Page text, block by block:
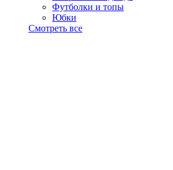
Футболки и топы
Юбки
Смотреть все